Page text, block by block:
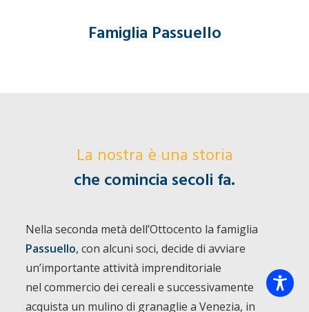
Famiglia Passuello
La nostra è una storia
che comincia secoli fa.
Nella seconda metà dell’Ottocento la famiglia
Passuello, con alcuni soci, decide di avviare
un’importante attività imprenditoriale
nel commercio dei cereali e successivamente
acquista un mulino di granaglie a Venezia, in